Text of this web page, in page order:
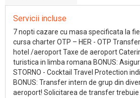
Servicii incluse
7 nopti cazare cu masa specificata la
cursa charter OTP – HER - OTP
hotel /aeroport Taxe de aeroport
turistica in limba romana BONUS:
STORNO - Cocktail Travel Protection
BONUS: Transfer intern de grup din
aeroport! Solicitarea de transfer